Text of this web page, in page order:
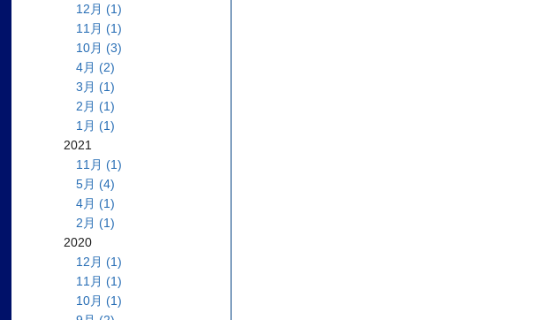
12月 (1)
11月 (1)
10月 (3)
4月 (2)
3月 (1)
2月 (1)
1月 (1)
2021
11月 (1)
5月 (4)
4月 (1)
2月 (1)
2020
12月 (1)
11月 (1)
10月 (1)